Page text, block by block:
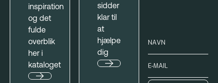
inspiration
og det
fulde
overblik
her i
kataloget
sidder
klar til
at
hjælpe
dig